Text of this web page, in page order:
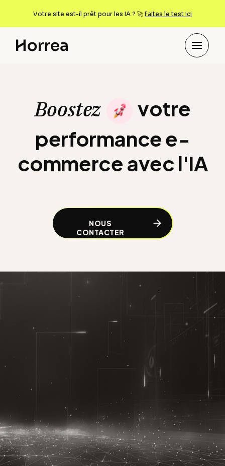
Votre site est-il prêt pour les IA ? 🚀 Faites le test ici
Boostez votre
Boostez
votre
performance e-
commerce avec l'IA
NOUS
CONTACTER